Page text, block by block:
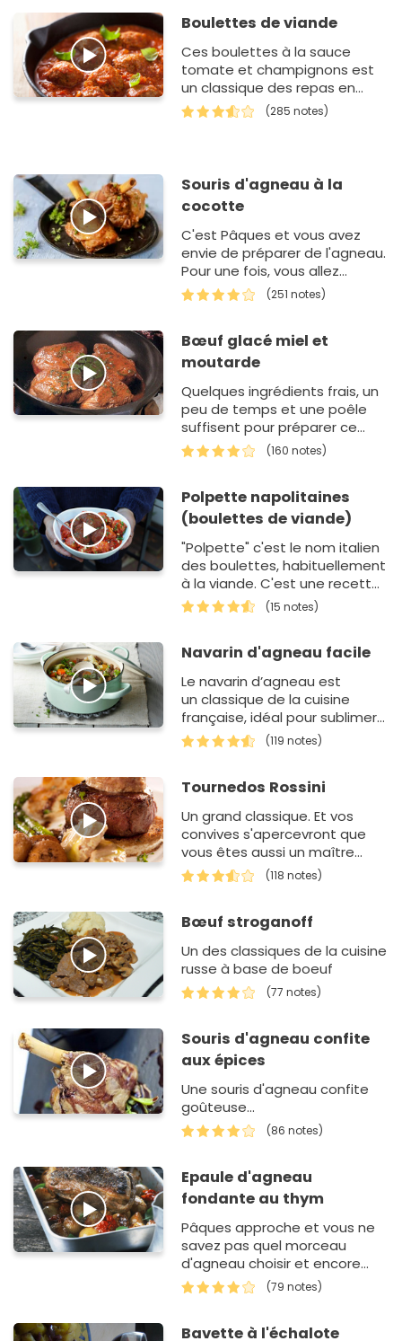
Boulettes de viande
Ces boulettes à la sauce
tomate et champignons est
un classique des repas en
famille.
(285 notes)
Souris d'agneau à la
cocotte
C'est Pâques et vous avez
envie de préparer de l'agneau.
Pour une fois, vous allez
changer un peu du classique
gigot d'agneau de votre
(251 notes)
Bœuf glacé miel et
moutarde
Quelques ingrédients frais, un
peu de temps et une poêle
suffisent pour préparer ce
délicieux repas, à la portée de
tous. &…
(160 notes)
Polpette napolitaines
(boulettes de viande)
"Polpette" c'est le nom italien
des boulettes, habituellement
à la viande. C'est une recette
très populaire en Italie, qui se
décline en plusie…
(15 notes)
Navarin d'agneau facile
Le navarin d’agneau est
un classique de la cuisine
française, idéal pour sublimer
le collier d'agneau, un
morceau qui devient
(119 notes)
Tournedos Rossini
Un grand classique. Et vos
convives s'apercevront que
vous êtes aussi un maître
digne d'étoiles dans un
célèbre guide gastronomique
(118 notes)
Bœuf stroganoff
Un des classiques de la cuisine
russe à base de boeuf
(77 notes)
Souris d'agneau confite
aux épices
Une souris d'agneau confite
goûteuse...
(86 notes)
Epaule d'agneau
fondante au thym
Pâques approche et vous ne
savez pas quel morceau
d'agneau choisir et encore
moins comment faire pour
cuisiner ce morceau de viande
(79 notes)
Bavette à l'échalote